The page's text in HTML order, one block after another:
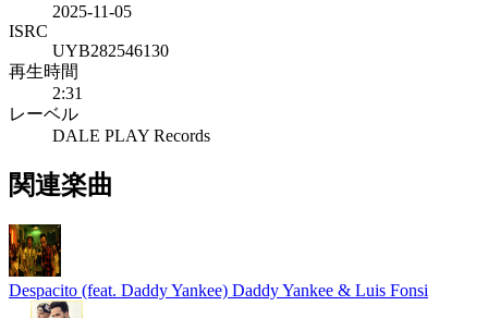
2025-11-05
ISRC
UYB282546130
再生時間
2:31
レーベル
DALE PLAY Records
関連楽曲
Despacito (feat. Daddy Yankee) Daddy Yankee & Luis Fonsi